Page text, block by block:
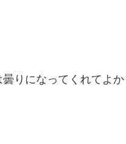
りになってくれてよか